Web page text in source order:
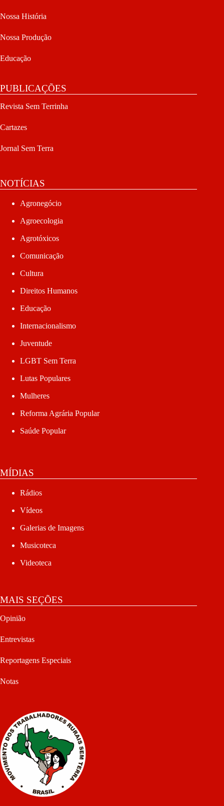
Nossa História
Nossa Produção
Educação
PUBLICAÇÕES
Revista Sem Terrinha
Cartazes
Jornal Sem Terra
NOTÍCIAS
Agronegócio
Agroecologia
Agrotóxicos
Comunicação
Cultura
Direitos Humanos
Educação
Internacionalismo
Juventude
LGBT Sem Terra
Lutas Populares
Mulheres
Reforma Agrária Popular
Saúde Popular
MÍDIAS
Rádios
Vídeos
Galerias de Imagens
Musicoteca
Videoteca
MAIS SEÇÕES
Opinião
Entrevistas
Reportagens Especiais
Notas